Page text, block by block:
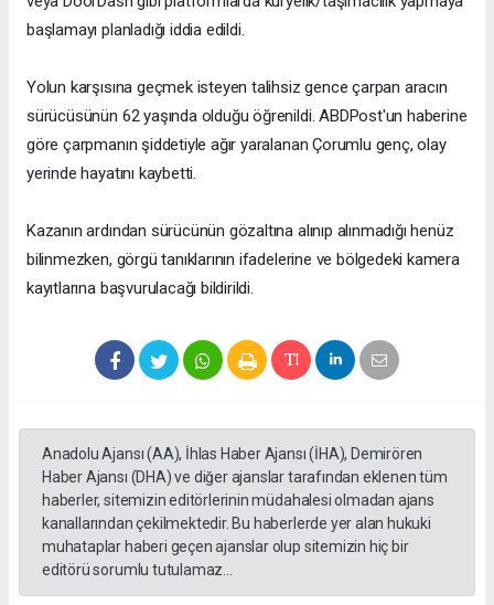
başlamayı planladığı iddia edildi.
Yolun karşısına geçmek isteyen talihsiz gence çarpan aracın
sürücüsünün 62 yaşında olduğu öğrenildi. ABDPost'un haberine
göre çarpmanın şiddetiyle ağır yaralanan Çorumlu genç, olay
yerinde hayatını kaybetti.
Kazanın ardından sürücünün gözaltına alınıp alınmadığı henüz
bilinmezken, görgü tanıklarının ifadelerine ve bölgedeki kamera
kayıtlarına başvurulacağı bildirildi.
Anadolu Ajansı (AA), İhlas Haber Ajansı (İHA), Demirören
Haber Ajansı (DHA) ve diğer ajanslar tarafından eklenen tüm
haberler, sitemizin editörlerinin müdahalesi olmadan ajans
kanallarından çekilmektedir. Bu haberlerde yer alan hukuki
muhataplar haberi geçen ajanslar olup sitemizin hiç bir
editörü sorumlu tutulamaz...